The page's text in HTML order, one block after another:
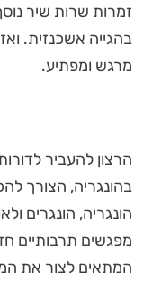
זמרות שרות שיר
בהגייה אשכנזית.
מרגש ומפתיע.
הרצון להעביר
בהונגריה, הצורך
הונגריה, הונגרים
מפגשים תרבותיים
המתאים לצור את